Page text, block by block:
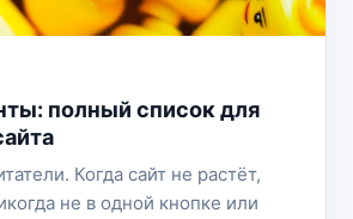
полный список для
Когда сайт не растёт,
не в одной кнопке или